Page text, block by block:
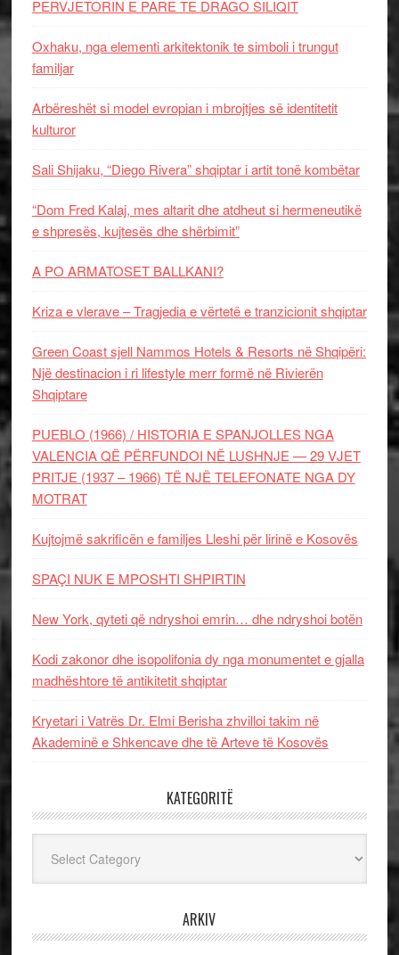
PERVJETORIN E PARE TE DRAGO SILIQIT
Oxhaku, nga elementi arkitektonik te simboli i trungut
familjar
Arbëreshët si model evropian i mbrojtjes së identitetit
kulturor
Sali Shijaku, “Diego Rivera” shqiptar i artit tonë kombëtar
“Dom Fred Kalaj, mes altarit dhe atdheut si hermeneutikë
e shpresës, kujtesës dhe shërbimit”
A PO ARMATOSET BALLKANI?
Kriza e vlerave – Tragjedia e vërtetë e tranzicionit shqiptar
Green Coast sjell Nammos Hotels & Resorts në Shqipëri:
Një destinacion i ri lifestyle merr formë në Rivierën
Shqiptare
PUEBLO (1966) / HISTORIA E SPANJOLLES NGA
VALENCIA QË PËRFUNDOI NË LUSHNJE — 29 VJET
PRITJE (1937 – 1966) TË NJË TELEFONATE NGA DY
MOTRAT
Kujtojmë sakrificën e familjes Lleshi për lirinë e Kosovës
SPAÇI NUK E MPOSHTI SHPIRTIN
New York, qyteti që ndryshoi emrin… dhe ndryshoi botën
Kodi zakonor dhe isopolifonia dy nga monumentet e gjalla
madhështore të antikitetit shqiptar
Kryetari i Vatrës Dr. Elmi Berisha zhvilloi takim në
Akademinë e Shkencave dhe të Arteve të Kosovës
KATEGORITË
ARKIV